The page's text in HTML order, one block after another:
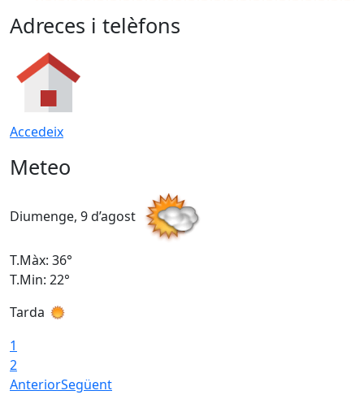
Adreces i telèfons
Accedeix
Meteo
Diumenge, 9 d’agost
T.Màx: 36°
T.Min: 22°
Tarda
1
2
AnteriorSegüent